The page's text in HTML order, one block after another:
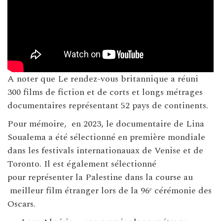
A noter que Le rendez-vous britannique a réuni
300 films de fiction et de corts et longs métrages
documentaires représentant 52 pays de continents.
Pour mémoire, en 2023, le documentaire de Lina
Soualema a été sélectionné en première mondiale
dans les festivals internationauax de Venise et de
Toronto. Il est également sélectionné
pour représenter la Palestine dans la course au
meilleur film étranger lors de la 96ᵉ cérémonie des
Oscars.